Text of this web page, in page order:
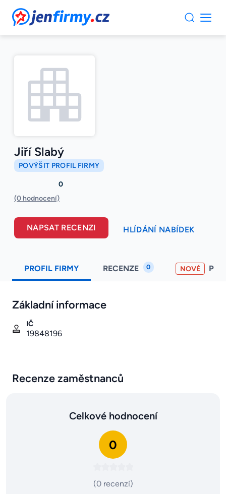
JenFirmy.cz
Jiří Slabý
POVÝŠIT PROFIL FIRMY
0
(0 hodnocení)
NAPSAT RECENZI HLÍDÁNÍ NABÍDEK
PROFIL FIRMY RECENZE 0 NOVÉ
Základní informace
IČ
19848196
Recenze zaměstnanců
Celkové hodnocení
0
(0 recenzí)